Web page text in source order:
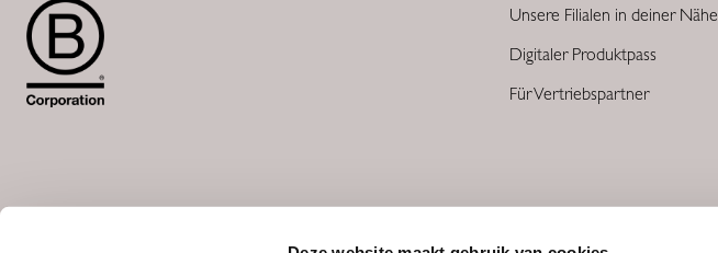
Unsere Filialen in deiner Nähe
Digitaler Produktpass
Für Vertriebspartner